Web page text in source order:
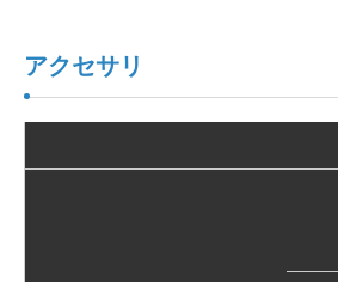
アクセサリ